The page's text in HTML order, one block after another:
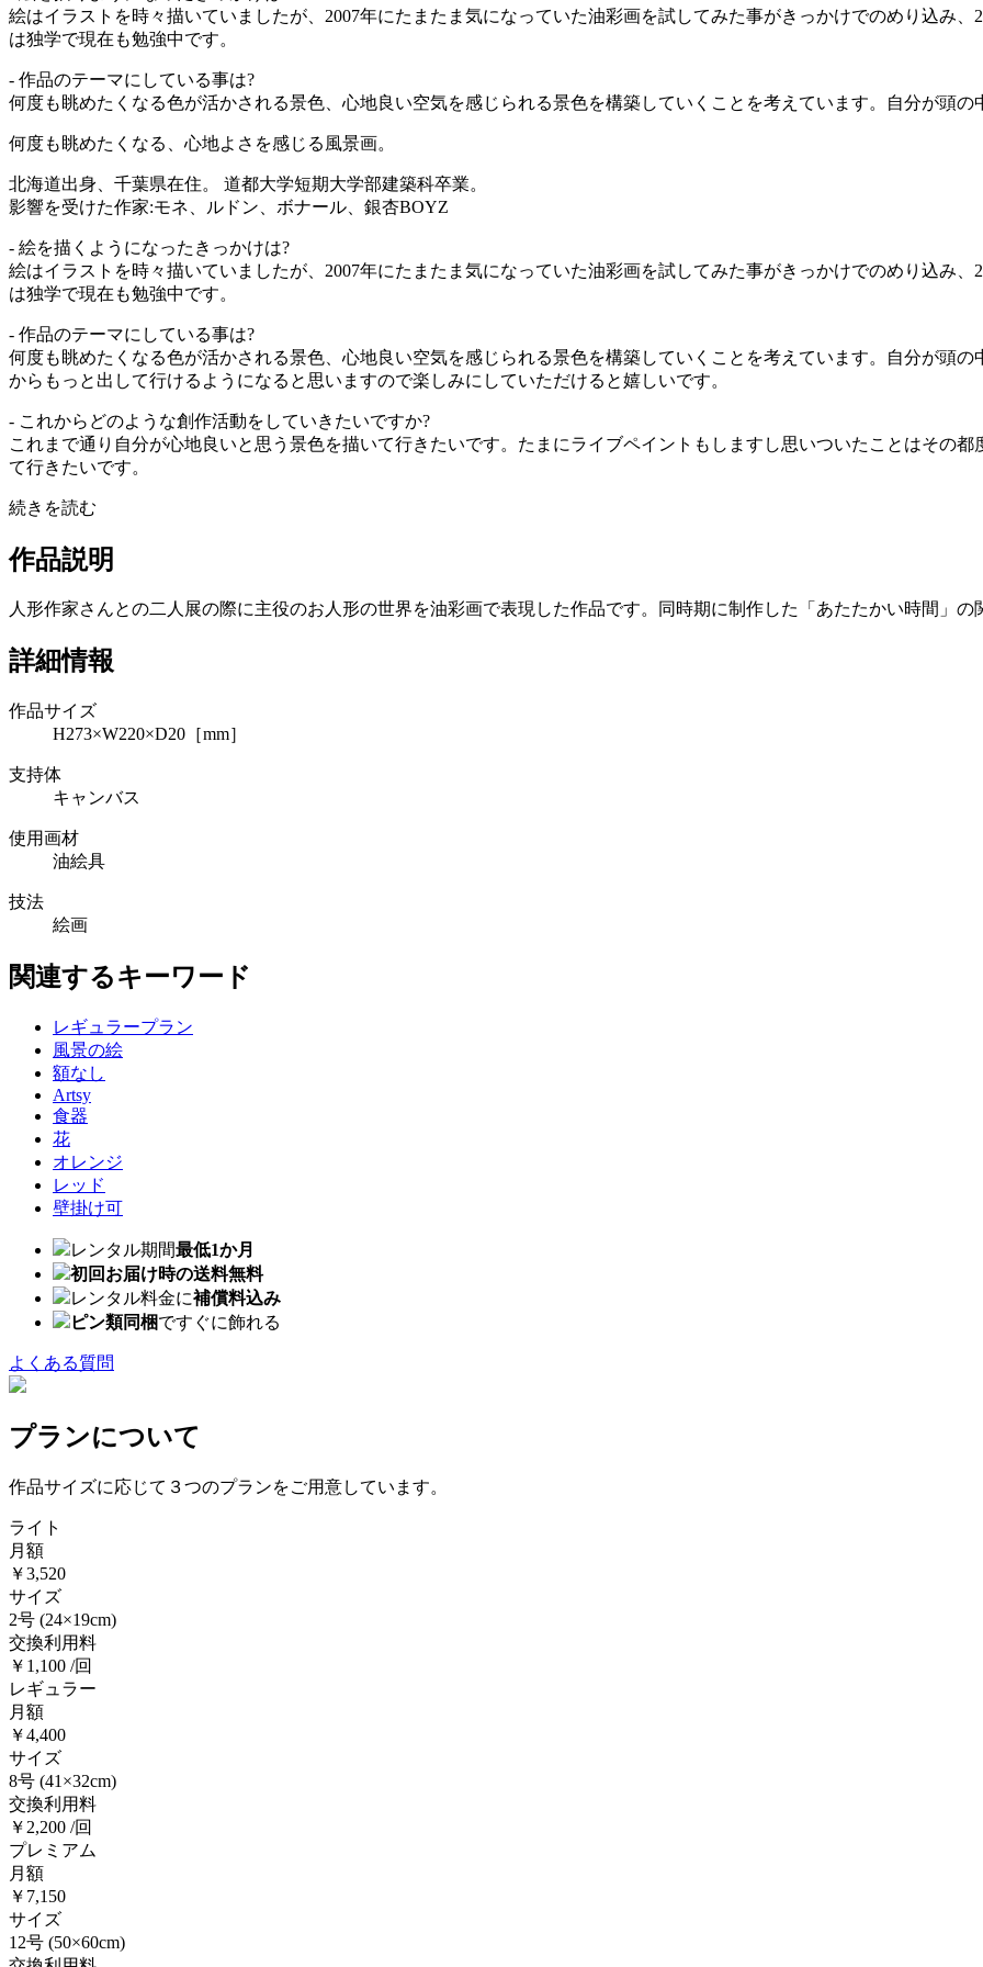
絵はイラストを時々描いていましたが、2007年にたまたま気になっていた油彩画を試してみた事がきっかけでのめり込み
は独学で現在も勉強中です。
- 作品のテーマにしている事は?
何度も眺めたくなる色が活かされる景色、心地良い空気を感じられる景色を構築していくことを考えています。自分が頭
何度も眺めたくなる、心地よさを感じる風景画。
北海道出身、千葉県在住。 道都大学短期大学部建築科卒業。
影響を受けた作家:モネ、ルドン、ボナール、銀杏BOYZ
- 絵を描くようになったきっかけは?
絵はイラストを時々描いていましたが、2007年にたまたま気になっていた油彩画を試してみた事がきっかけでのめり込み
は独学で現在も勉強中です。
- 作品のテーマにしている事は?
何度も眺めたくなる色が活かされる景色、心地良い空気を感じられる景色を構築していくことを考えています。自分が頭
からもっと出して行けるようになると思いますので楽しみにしていただけると嬉しいです。
- これからどのような創作活動をしていきたいですか?
これまで通り自分が心地良いと思う景色を描いて行きたいです。たまにライブペイントもしますし思いついたことはその
て行きたいです。
続きを読む
作品説明
人形作家さんとの二人展の際に主役のお人形の世界を油彩画で表現した作品です。同時期に制作した「あたたかい時間」の
詳細情報
作品サイズ
H273×W220×D20［mm］
支持体
キャンバス
使用画材
油絵具
技法
絵画
関連するキーワード
レギュラープラン
風景の絵
額なし
Artsy
食器
花
オレンジ
レッド
壁掛け可
レンタル期間最低1か月
初回お届け時の送料無料
レンタル料金に補償料込み
ピン類同梱ですぐに飾れる
よくある質問
プランについて
作品サイズに応じて３つのプランをご用意しています。
ライト
月額
￥3,520
サイズ
2号 (24×19cm)
交換利用料
￥1,100 /回
レギュラー
月額
￥4,400
サイズ
8号 (41×32cm)
交換利用料
￥2,200 /回
プレミアム
月額
￥7,150
サイズ
12号 (50×60cm)